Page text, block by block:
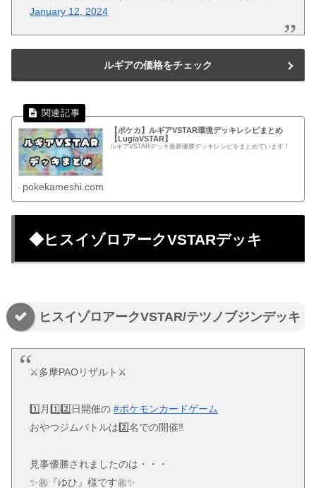
January 12, 2024
ルギアの価格をチェック
【ポケカ】ルギアVSTAR環境デッキレシピまとめ
【LugiaVSTAR】
ルギアVSTARデッキ最新優勝デッキレシピをまとめています！
pokekameshi.com
◆ヒスイゾロアークVSTARデッキ
ヒスイゾロアークVSTAR/テツノブジンデッキ
⚔多摩PAOリザルト⚔
1️⃣月1️⃣2️⃣日開催の#ポケモンカードゲーム
おやつジムバトルは2️⃣名での開催‼️
見事優勝されましたのは・・・
✨㊗『ゆひ』様です㊗✨